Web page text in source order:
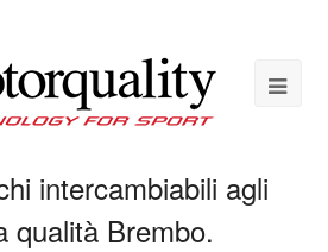
intercambiabili agli
qualità Brembo.